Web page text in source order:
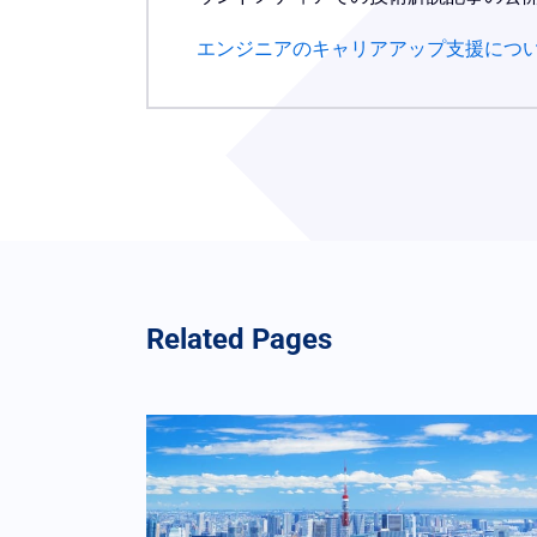
エンジニアのキャリアアップ支援につ
Related Pages